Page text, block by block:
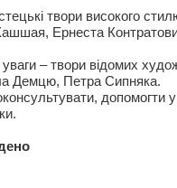
твори високого
Ернеста
– твори відомих
Демцю, Петра Сипняка.
допомогти